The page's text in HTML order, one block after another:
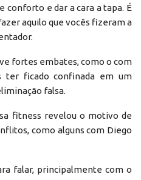
conforto e dar a cara a tapa. É
aquilo que vocês fizeram a
fortes embates, como o com
ter ficado confinada em um
falsa.
fitness revelou o motivo de
como alguns com Diego
falar, principalmente com o